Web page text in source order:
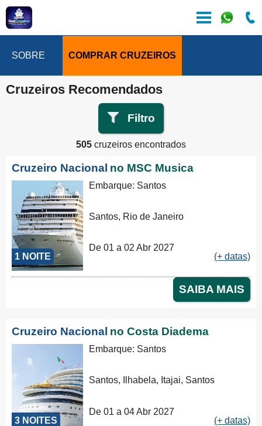
SOBRE COMPRAR CRUZEIROS
Cruzeiros Recomendados
Filtro
505 cruzeiros encontrados
Cruzeiro Nacional no MSC Musica
1 NOITE
Embarque: Santos
Santos, Rio de Janeiro
De 01 a 02 Abr 2027
(+ datas)
SAIBA MAIS
Cruzeiro Nacional no Costa Diadema
3 NOITES
Embarque: Santos
Santos, Ilhabela, Itajai, Santos
De 01 a 04 Abr 2027
(+ datas)